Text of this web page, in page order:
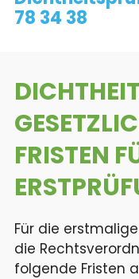
78 34 38
FRISTEN
Für die
die
folgende Fristen